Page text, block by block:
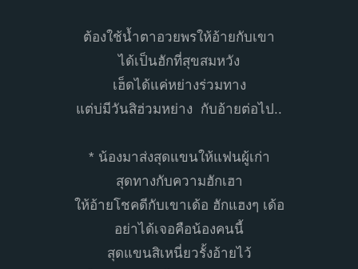
ต้องใช้น้ำตาอวยพรให้อ้ายกับเขา
ได้เป็นฮักที่สุขสมหวัง
เฮ็ดได้แค่หย่างร่วมทาง
แต่บ่มีวันสิฮ่วมหย่าง กับอ้ายต่อไป..
* น้องมาส่งสุดแขนให้แฟนผู้เก่า
สุดทางกับความฮักเฮา
ให้อ้ายโชคดีกับเขาเด้อ ฮักแฮงๆ เด้อ
อย่าได้เจอคือน้องคนนี้
สุดแขนสิเหนี่ยวรั้งอ้ายไว้